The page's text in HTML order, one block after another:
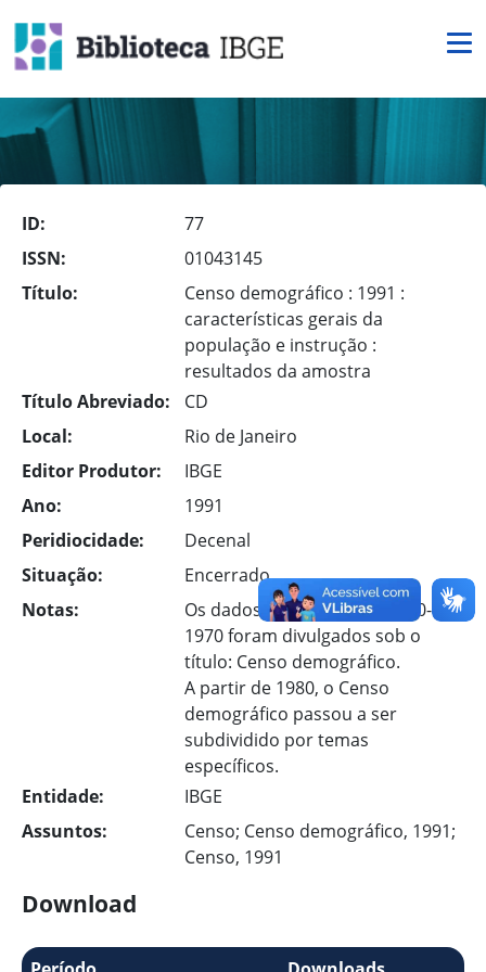
ID:
77
ISSN:
01043145
Título:
Censo demográfico : 1991 :
características gerais da
população e instrução :
resultados da amostra
Título Abreviado:
CD
Local:
Rio de Janeiro
Editor Produtor:
IBGE
Ano:
1991
Peridiocidade:
Decenal
Situação:
Encerrado
Notas:
Os dados dos censos de 1940-
1970 foram divulgados sob o
título: Censo demográfico.
A partir de 1980, o Censo
demográfico passou a ser
subdividido por temas
específicos.
Entidade:
IBGE
Assuntos:
Censo; Censo demográfico, 1991;
Censo, 1991
Download